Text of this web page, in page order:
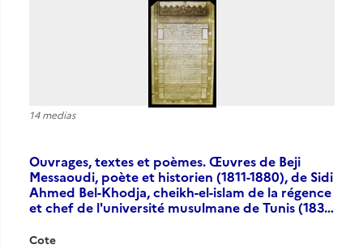
14 medias
Ouvrages, textes et poèmes. Œuvres de Beji
Messaoudi, poète et historien (1811-1880), de Sidi
Ahmed Bel-Khodja, cheikh-el-islam de la régence
et chef de l'université musulmane de Tunis (183…
Cote